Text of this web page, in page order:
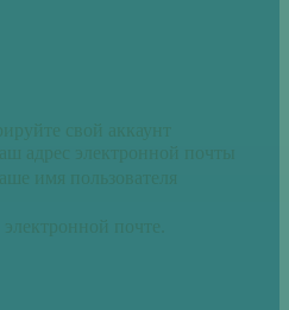
свой аккаунт
адрес электронной почты
имя пользователя
почте.